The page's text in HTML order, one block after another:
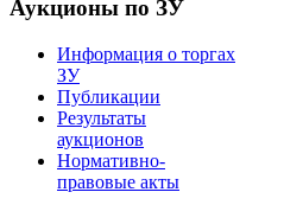
Аукционы по ЗУ
Информация о торгах
ЗУ
Публикации
Результаты
аукционов
Нормативно-
правовые акты